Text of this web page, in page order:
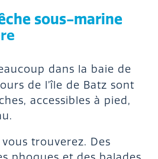
sous-marine
dans la baie de
de l’île de Batz sont
accessibles à pied,
trouverez. Des